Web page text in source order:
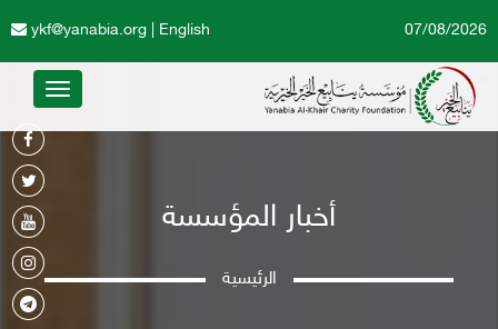
English
ykf@yanabia.org 07/08/2026
Toggle
أخبار المؤسسة
الرئيسية